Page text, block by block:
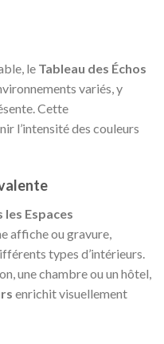
le Tableau des Échos
variés, y
Cette
l’intensité des couleurs
Espaces
affiche ou gravure,
types d’intérieurs.
une chambre ou un hôtel,
enrichit visuellement